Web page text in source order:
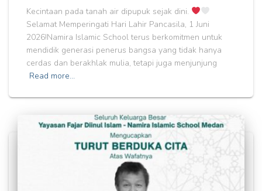
Kecintaan pada tanah air dipupuk sejak dini.
Selamat Memperingati Hari Lahir Pancasila, 1 Juni
2026!Namira Islamic School terus berkomitmen untuk
mendidik generasi penerus bangsa yang tidak hanya
cerdas dan berakhlak mulia, tetapi juga menjunjung
Read more…